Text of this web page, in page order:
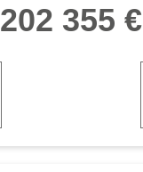
202 355 €